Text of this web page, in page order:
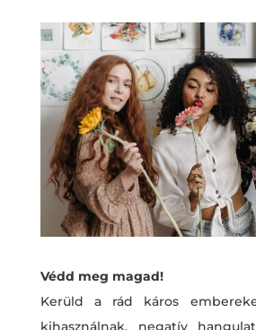
Védd meg magad!
Kerüld a rád káros
kihasználnak, negatív